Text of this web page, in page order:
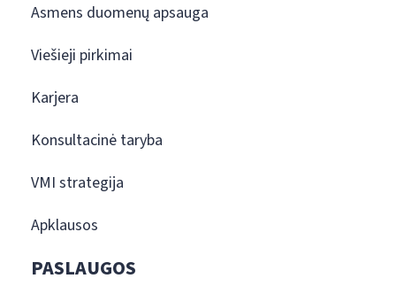
Asmens duomenų apsauga
Viešieji pirkimai
Karjera
Konsultacinė taryba
VMI strategija
Apklausos
PASLAUGOS